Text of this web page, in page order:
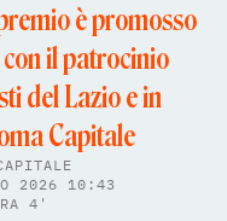
è promosso
il patrocinio
del Lazio e in
Capitale
2026 10:43
4'